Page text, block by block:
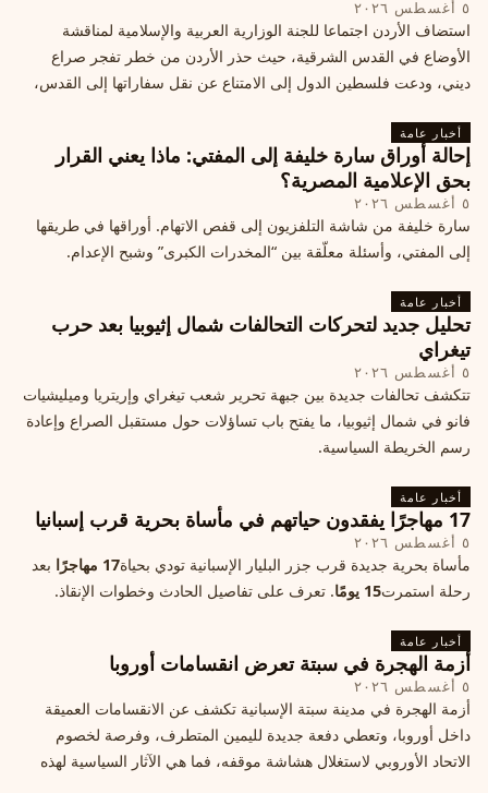
٥ أغسطس ٢٠٢٦
استضاف الأردن اجتماعا للجنة الوزارية العربية والإسلامية لمناقشة
الأوضاع في القدس الشرقية، حيث حذر الأردن من خطر تفجر صراع
ديني، ودعت فلسطين الدول إلى الامتناع عن نقل سفاراتها إلى القدس،
أخبار عامة
إحالة أوراق سارة خليفة إلى المفتي: ماذا يعني القرار
بحق الإعلامية المصرية؟
٥ أغسطس ٢٠٢٦
سارة خليفة من شاشة التلفزيون إلى قفص الاتهام. أوراقها في طريقها
إلى المفتي، وأسئلة معلّقة بين “المخدرات الكبرى” وشبح الإعدام.
أخبار عامة
تحليل جديد لتحركات التحالفات شمال إثيوبيا بعد حرب
تيغراي
٥ أغسطس ٢٠٢٦
تتكشف تحالفات جديدة بين جبهة تحرير شعب تيغراي وإريتريا وميليشيات
فانو في شمال إثيوبيا، ما يفتح باب تساؤلات حول مستقبل الصراع وإعادة
رسم الخريطة السياسية.
أخبار عامة
17 مهاجرًا يفقدون حياتهم في مأساة بحرية قرب إسبانيا
٥ أغسطس ٢٠٢٦
مأساة بحرية جديدة قرب جزر البليار الإسبانية تودي بحياة17 مهاجرًا
بعد
رحلة استمرت15 يومًا . تعرف على تفاصيل الحادث وخطوات الإنقاذ.
أخبار عامة
أزمة الهجرة في سبتة تعرض انقسامات أوروبا
٥ أغسطس ٢٠٢٦
أزمة الهجرة في مدينة سبتة الإسبانية تكشف عن الانقسامات العميقة
داخل أوروبا، وتعطي دفعة جديدة لليمين المتطرف، وفرصة لخصوم
الاتحاد الأوروبي لاستغلال هشاشة موقفه، فما هي الآثار السياسية لهذه